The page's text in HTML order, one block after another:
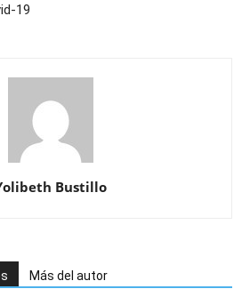
19
Bustillo
Más del autor